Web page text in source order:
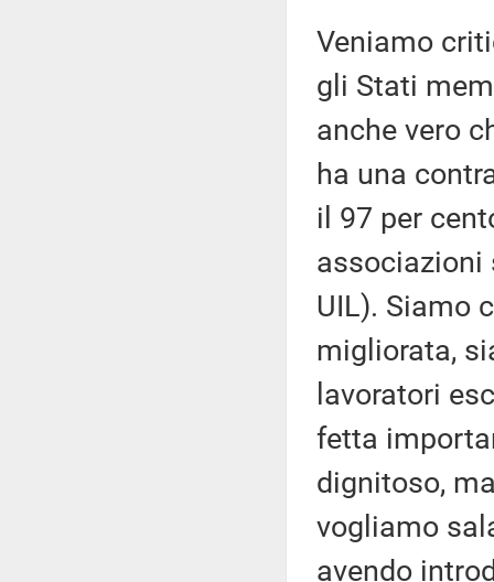
Veniamo
gli Stati
anche vero
ha una
il 97 per
associazioni
UIL). Siamo
migliorata,
lavoratori
fetta
dignitoso,
vogliamo
avendo